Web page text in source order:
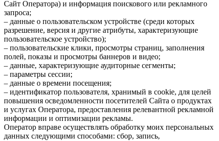
Сайт Оператора) и информация поискового или рекламного
запроса;
– данные о пользовательском устройстве (среди которых
разрешение, версия и другие атрибуты, характеризующие
пользовательское устройство);
– пользовательские клики, просмотры страниц, заполнения
полей, показы и просмотры баннеров и видео;
– данные, характеризующие аудиторные сегменты;
– параметры сессии;
– данные о времени посещения;
– идентификатор пользователя, хранимый в cookie, для целей
повышения осведомленности посетителей Сайта о продуктах
и услугах Оператора, предоставления релевантной рекламной
информации и оптимизации рекламы.
Оператор вправе осуществлять обработку моих персональных
данных следующими способами: сбор, запись,